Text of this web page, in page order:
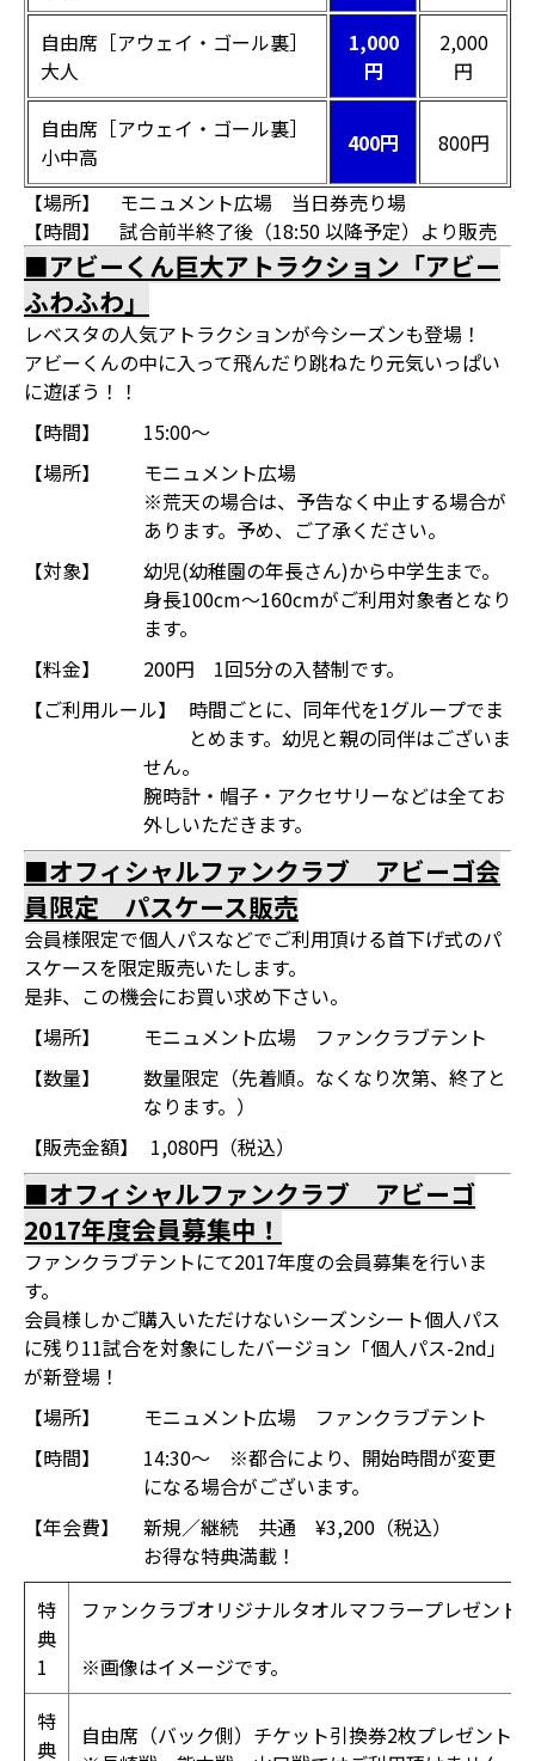
自由席［アウェイ・ゴール裏］
大人
1,000
円
2,000
円
自由席［アウェイ・ゴール裏］
小中高
400円 800円
【場所】 モニュメント広場 当日券売り場
【時間】 試合前半終了後（18:50 以降予定）より販売
■アビーくん巨大アトラクション「アビー
ふわふわ」
レベスタの人気アトラクションが今シーズンも登場！
アビーくんの中に入って飛んだり跳ねたり元気いっぱい
に遊ぼう！！
【時間】
15:00～
【場所】
モニュメント広場
※荒天の場合は、予告なく中止する場合が
あります。予め、ご了承ください。
【対象】
幼児(幼稚園の年長さん)から中学生まで。
身長100cm～160cmがご利用対象者となり
ます。
【料金】
200円 1回5分の入替制です。
【ご利用ルール】
時間ごとに、同年代を1グループでま
とめます。幼児と親の同伴はございま
せん。
腕時計・帽子・アクセサリーなどは全てお
外しいただきます。
■オフィシャルファンクラブ アビーゴ会
員限定 パスケース販売
会員様限定で個人パスなどでご利用頂ける首下げ式のパ
スケースを限定販売いたします。
是非、この機会にお買い求め下さい。
【場所】
モニュメント広場 ファンクラブテント
【数量】
数量限定（先着順。なくなり次第、終了と
なります。）
【販売金額】
1,080円（税込）
■オフィシャルファンクラブ アビーゴ
2017年度会員募集中！
ファンクラブテントにて2017年度の会員募集を行いま
す。
会員様しかご購入いただけないシーズンシート個人パス
に残り11試合を対象にしたバージョン「個人パス-2nd」
が新登場！
【場所】
モニュメント広場 ファンクラブテント
【時間】
14:30～ ※都合により、開始時間が変更
になる場合がございます。
【年会費】
新規／継続 共通 ¥3,200（税込）
お得な特典満載！
特
典
1
ファンクラブオリジナルタオルマフラープレゼント
※画像はイメージです。
特
典
自由席（バック側）チケット引換券2枚プレゼント！